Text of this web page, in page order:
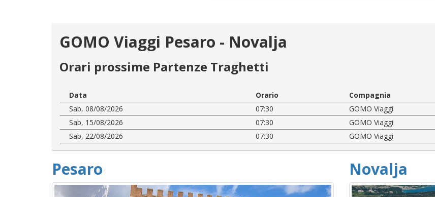
GOMO Viaggi Pesaro - Novalja
Orari prossime Partenze Traghetti
Data Orario Compagnia
Sab, 08/08/2026
07:30 GOMO Viaggi
Sab, 15/08/2026
07:30 GOMO Viaggi
Sab, 22/08/2026
07:30 GOMO Viaggi
Pesaro Novalja